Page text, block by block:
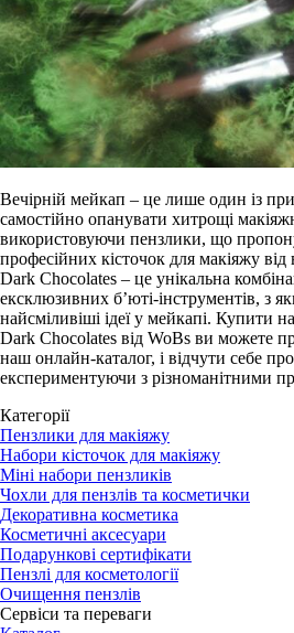
Вечірній мейкап – це лише один із
самостійно опанувати хитрощі
використовуючи пензлики, що
професійних кісточок для макіяжу
Dark Chocolates – це унікальна
ексклюзивних б’юті-інструментів, з
найсміливіші ідеї у мейкапі. Купити
Dark Chocolates від WoBs ви можете
наш онлайн-каталог, і відчути себе
експериментуючи з різноманітними
Категорії
Пензлики для макіяжу
Набори кісточок для макіяжу
Міні набори пензликів
Чохли для пензлів та косметички
Декоративна косметика
Косметичні аксесуари
Подарункові сертифікати
Пензлі для косметології
Очищення пензлів
Сервіси та переваги